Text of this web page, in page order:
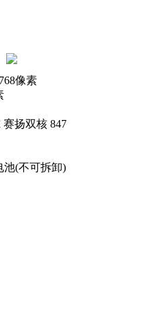
像素
赛扬双核 847
池(不可拆卸)